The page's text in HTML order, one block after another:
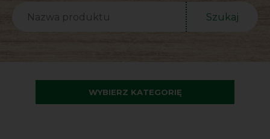
WYBIERZ KATEGORIĘ
Szukaj